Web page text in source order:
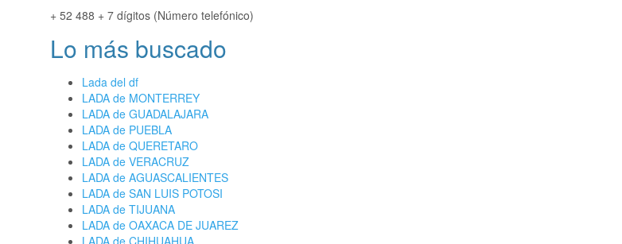
+ 52 488 + 7 dígitos (Número telefónico)
Lo más buscado
Lada del df
LADA de MONTERREY
LADA de GUADALAJARA
LADA de PUEBLA
LADA de QUERETARO
LADA de VERACRUZ
LADA de AGUASCALIENTES
LADA de SAN LUIS POTOSI
LADA de TIJUANA
LADA de OAXACA DE JUAREZ